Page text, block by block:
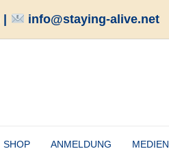
info@staying-alive.net
SHOP ANMELDUNG MEDIEN